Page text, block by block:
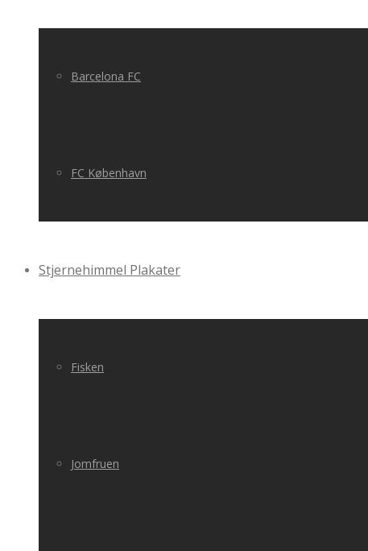
Barcelona FC
FC København
Stjernehimmel Plakater
Fisken
Jomfruen